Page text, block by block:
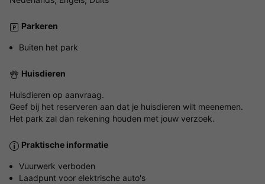
Parkeren
Buiten het park
Huisdieren
Huisdieren op aanvraag.
Geef bij het reserveren aan dat je huisdieren wilt meenemen.
Het park zal dan rekening houden met jouw verzoek.
Praktische informatie
Vuurwerk verboden
Laadpunt voor elektrische auto's